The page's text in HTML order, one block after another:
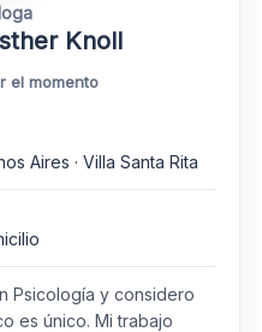
Knoll
el momento
Aires · Villa Santa Rita
Psicología y considero
es único. Mi trabajo